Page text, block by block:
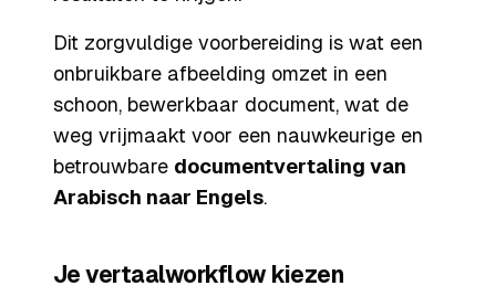
Dit zorgvuldige voorbereiding is wat een
onbruikbare afbeelding omzet in een
schoon, bewerkbaar document, wat de
weg vrijmaakt voor een nauwkeurige en
betrouwbare documentvertaling van
Arabisch naar Engels.
Je vertaalworkflow kiezen